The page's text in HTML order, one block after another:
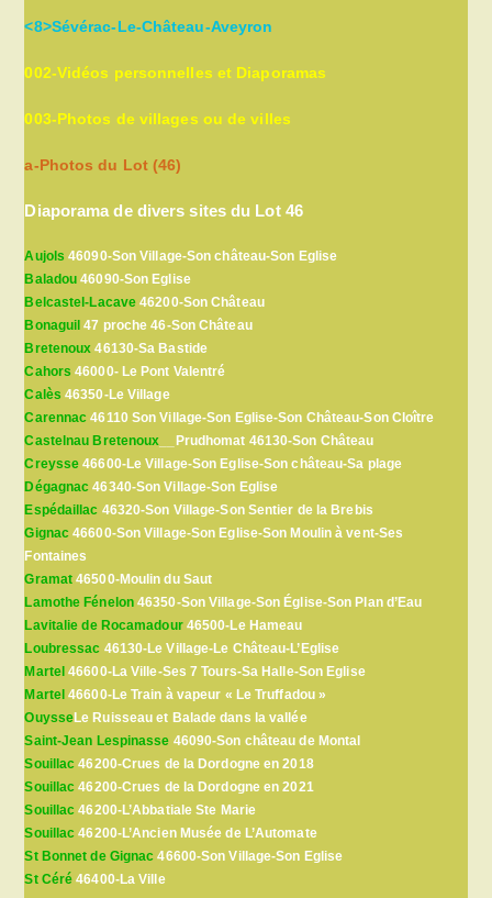
<8>Sévérac-Le-Château-Aveyron
002-Vidéos personnelles et Diaporamas
003-Photos de villages ou de villes
a-Photos du Lot (46)
Diaporama de divers sites du Lot 46
Aujols 46090-Son Village-Son château-Son Eglise
Baladou 46090-Son Eglise
Belcastel-Lacave 46200-Son Château
Bonaguil 47 proche 46-Son Château
Bretenoux 46130-Sa Bastide
Cahors 46000- Le Pont Valentré
Calès 46350-Le Village
Carennac 46110 Son Village-Son Eglise-Son Château-Son Cloître
Castelnau Bretenoux __Prudhomat 46130-Son Château
Creysse 46600-Le Village-Son Eglise-Son château-Sa plage
Dégagnac 46340-Son Village-Son Eglise
Espédaillac 46320-Son Village-Son Sentier de la Brebis
Gignac 46600-Son Village-Son Eglise-Son Moulin à vent-Ses
Fontaines
Gramat 46500-Moulin du Saut
Lamothe Fénelon46350-Son Village-Son Église-Son Plan d’Eau
Lavitalie de Rocamadour46500-Le Hameau
Loubressac 46130-Le Village-Le Château-L’Eglise
Martel 46600-La Ville-Ses 7 Tours-Sa Halle-Son Eglise
Martel 46600-Le Train à vapeur « Le Truffadou »
OuysseLe Ruisseau et Balade dans la vallée
Saint-Jean Lespinasse 46090-Son château de Montal
Souillac 46200-Crues de la Dordogne en 2018
Souillac 46200-Crues de la Dordogne en 2021
Souillac 46200-L’Abbatiale Ste Marie
Souillac 46200-L’Ancien Musée de L’Automate
St Bonnet de Gignac 46600-Son Village-Son Eglise
St Céré 46400-La Ville